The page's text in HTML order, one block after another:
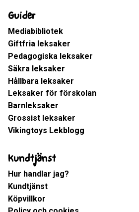
Guider
Mediabibliotek
Giftfria leksaker
Pedagogiska leksaker
Säkra leksaker
Hållbara leksaker
Leksaker för förskolan
Barnleksaker
Grossist leksaker
Vikingtoys Lekblogg
Kundtjänst
Hur handlar jag?
Kundtjänst
Köpvillkor